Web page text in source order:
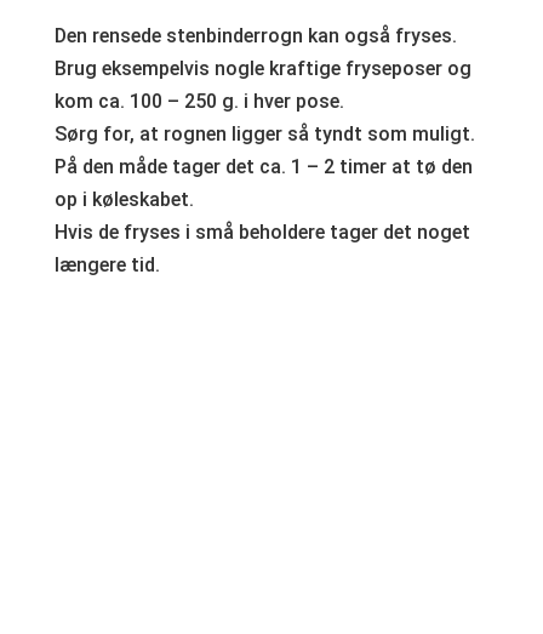
Den rensede stenbinderrogn kan også fryses.
Brug eksempelvis nogle kraftige fryseposer og
kom ca. 100 – 250 g. i hver pose.
Sørg for, at rognen ligger så tyndt som muligt.
På den måde tager det ca. 1 – 2 timer at tø den
op i køleskabet.
Hvis de fryses i små beholdere tager det noget
længere tid.